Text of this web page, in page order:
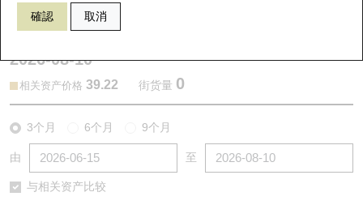
確認 取消
2026-08-10
相关资产价格 39.22 街货量 0
3个月 6个月 9个月
由 至
与相关资产比较
认股证到期结算价查找
认股证分析仪
认股证/牛熊证日志
正股牛熊证列表
新发行瑞银牛熊证
牛熊证到期结算价查找
资金流
街货统计
国指成份股
科指成份股
中资ETFs溢价比较
认股证投资者教育
牛熊证投资者教育